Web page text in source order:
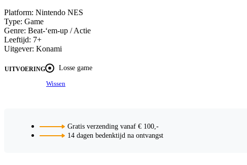
Platform: Nintendo NES
Type: Game
Genre: Beat-‘em-up / Actie
Leeftijd: 7+
Uitgever: Konami
UITVOERING Losse game
Wissen
Gratis verzending vanaf € 100,-
14 dagen bedenktijd na ontvangst